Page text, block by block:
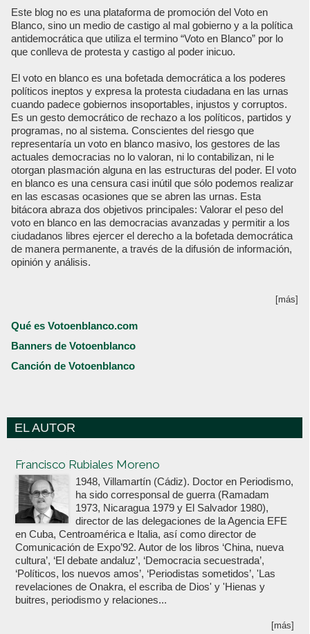
Este blog no es una plataforma de promoción del Voto en
Blanco, sino un medio de castigo al mal gobierno y a la política
antidemocrática que utiliza el termino “Voto en Blanco” por lo
que conlleva de protesta y castigo al poder inicuo.
El voto en blanco es una bofetada democrática a los poderes
políticos ineptos y expresa la protesta ciudadana en las urnas
cuando padece gobiernos insoportables, injustos y corruptos.
Es un gesto democrático de rechazo a los políticos, partidos y
programas, no al sistema. Conscientes del riesgo que
representaría un voto en blanco masivo, los gestores de las
actuales democracias no lo valoran, ni lo contabilizan, ni le
otorgan plasmación alguna en las estructuras del poder. El voto
en blanco es una censura casi inútil que sólo podemos realizar
en las escasas ocasiones que se abren las urnas. Esta
bitácora abraza dos objetivos principales: Valorar el peso del
voto en blanco en las democracias avanzadas y permitir a los
ciudadanos libres ejercer el derecho a la bofetada democrática
de manera permanente, a través de la difusión de información,
opinión y análisis.
[más]
Qué es Votoenblanco.com
Banners de Votoenblanco
Canción de Votoenblanco
EL AUTOR
Francisco Rubiales Moreno
1948, Villamartín (Cádiz). Doctor en Periodismo,
ha sido corresponsal de guerra (Ramadam
1973, Nicaragua 1979 y El Salvador 1980),
director de las delegaciones de la Agencia EFE
en Cuba, Centroamérica e Italia, así como director de
Comunicación de Expo’92. Autor de los libros ‘China, nueva
cultura’, ‘El debate andaluz’, ‘Democracia secuestrada’,
‘Políticos, los nuevos amos’, ‘Periodistas sometidos’, 'Las
revelaciones de Onakra, el escriba de Dios' y 'Hienas y
buitres, periodismo y relaciones...
[más]